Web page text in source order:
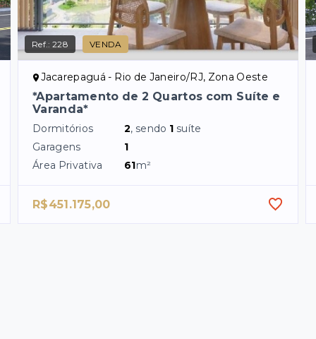
Ref.:228 VENDA
Jacarepaguá - Rio de Janeiro/RJ, Zona Oeste
*Apartamento de 2 Quartos com Suíte e
Varanda*
Dormitórios 2, sendo 1 suíte
Garagens
1
Área Privativa
61m²
R$451.175,00